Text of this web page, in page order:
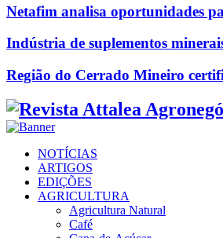
Netafim analisa oportunidades
Indústria de suplementos
Região do Cerrado Mineiro
Facebook
Twitter
Instagram
Linkedin
Youtube
Email
NOTÍCIAS
ARTIGOS
EDIÇÕES
AGRICULTURA
Agricultura Natural
Café